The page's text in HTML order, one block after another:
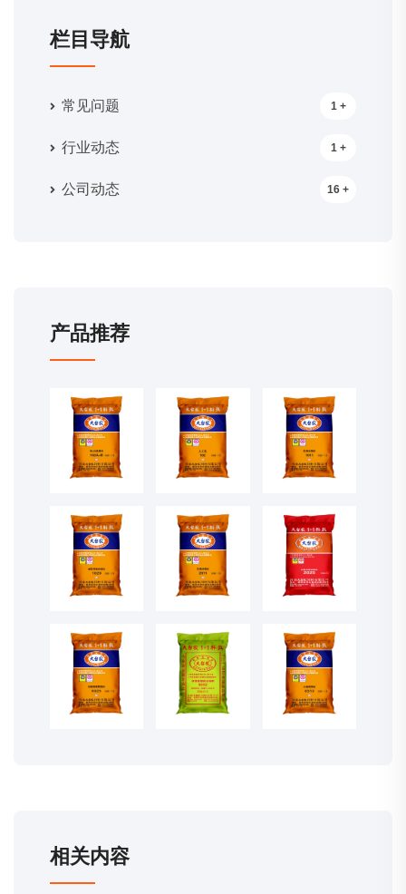
栏目导航
常见问题 1 +
行业动态 1 +
公司动态 16 +
产品推荐
相关内容